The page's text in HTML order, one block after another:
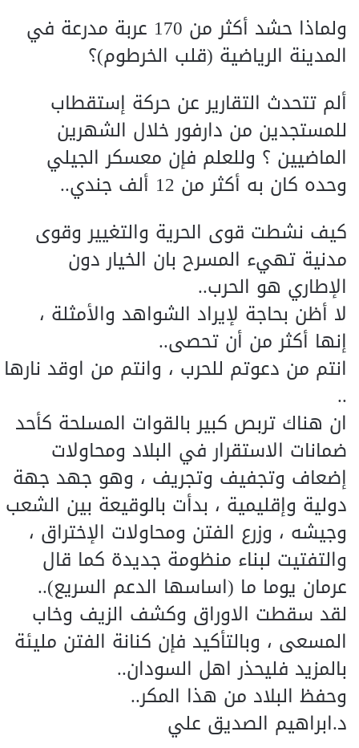
ولماذا حشد أكثر من 170 عربة مدرعة في
المدينة الرياضية (قلب الخرطوم)؟
ألم تتحدث التقارير عن حركة إستقطاب
للمستجدين من دارفور خلال الشهرين
الماضيين ؟ وللعلم فإن معسكر الجيلي
وحده كان به أكثر من 12 ألف جندي..
كيف نشطت قوى الحرية والتغيير وقوى
مدنية تهيء المسرح بان الخيار دون
الإطاري هو الحرب..
لا أظن بحاجة لإيراد الشواهد والأمثلة ،
إنها أكثر من أن تحصى..
انتم من دعوتم للحرب ، وانتم من اوقد نارها
..
ان هناك تربص كبير بالقوات المسلحة كأحد
ضمانات الاستقرار في البلاد ومحاولات
إضعاف وتجفيف وتجريف ، وهو جهد جهة
دولية وإقليمية ، بدأت بالوقيعة بين الشعب
وجيشه ، وزرع الفتن ومحاولات الإختراق ،
والتفتيت لبناء منظومة جديدة كما قال
عرمان يوما ما (اساسها الدعم السريع)..
لقد سقطت الاوراق وكشف الزيف وخاب
المسعى ، وبالتأكيد فإن كنانة الفتن مليئة
بالمزيد فليحذر اهل السودان..
وحفظ البلاد من هذا المكر..
د.ابراهيم الصديق علي